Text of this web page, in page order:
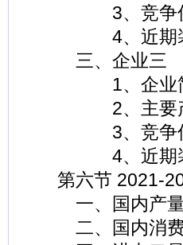
3、竞争优
4、近期装载
三、企业三
1、企业
2、主要产
3、竞争优
4、近期装载
第六节 2021-
一、国内产
二、国内消费